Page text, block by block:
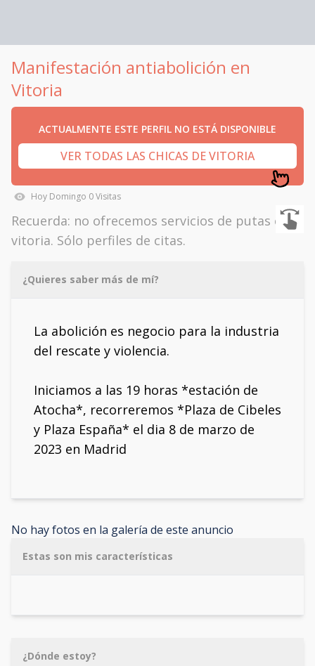
Manifestación antiabolición en
Vitoria
ACTUALMENTE ESTE PERFIL NO ESTÁ DISPONIBLE
VER TODAS LAS CHICAS DE VITORIA
Hoy Domingo 0Visitas
Recuerda: no ofrecemos servicios de putas en
vitoria. Sólo perfiles de citas.
¿Quieres saber más de mí?
La abolición es negocio para la industria
del rescate y violencia.
Iniciamos a las 19 horas *estación de
Atocha*, recorreremos *Plaza de Cibeles
y Plaza España* el dia 8 de marzo de
2023 en Madrid
No hay fotos en la galería de este anuncio
Estas son mis características
¿Dónde estoy?